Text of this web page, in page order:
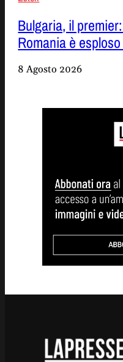
Bulgaria, il
Romania è
8 Agosto 2026